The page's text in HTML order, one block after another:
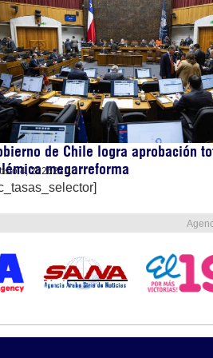
de Chile logra aprobación
megarreforma
4, 202622:10